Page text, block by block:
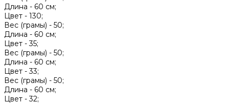
Длина - 60 см;
Цвет - 130;
Вес (грамы) - 50;
Длина - 60 см;
Цвет -35;
Вес (грамы) - 50;
Длина - 60 см;
Цвет -33;
Вес (грамы) - 50;
Длина - 60 см;
Цвет -32;